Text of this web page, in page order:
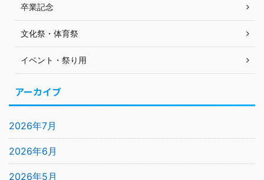
卒業記念
文化祭・体育祭
イベント・祭り用
アーカイブ
2026年7月
2026年6月
2026年5月